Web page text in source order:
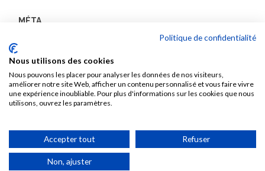
MÉTA
COPYRIGHT ©2016-2026
AIKIDO CLUB
VOLMERANGE-LES-MINES
RÉSERVÉS
Politique de confidentialité
Nous utilisons des cookies
Nous pouvons les placer pour analyser les données de nos visiteurs,
améliorer notre site Web, afficher un contenu personnalisé et vous faire vivre
une expérience inoubliable. Pour plus d'informations sur les cookies que nous
utilisons, ouvrez les paramètres.
Accepter tout Refuser
Non, ajuster